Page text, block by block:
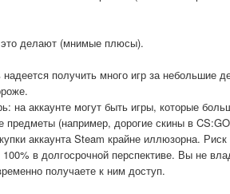
делают (мнимые плюсы).
получить много игр за небольшие
на аккаунте могут быть игры, которые
предметы (например, дорогие скины в
аккаунта Steam крайне иллюзорна. Риск
100% в долгосрочной перспективе. Вы не
получаете к ним доступ.